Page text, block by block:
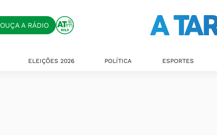
OUÇA A RÁDIO
ELEIÇÕES 2026 POLÍTICA ESPORTES